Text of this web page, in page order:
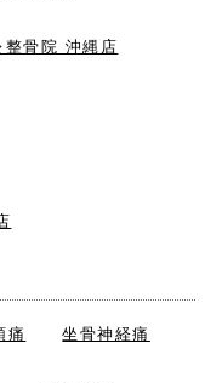
整骨院 沖縄店
痛
坐骨神経痛